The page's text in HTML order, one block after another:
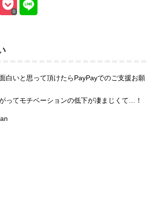
0
白いと思って頂けたらPayPayでのご支援お願
ってモチベーションの低下が凄まじくて…！